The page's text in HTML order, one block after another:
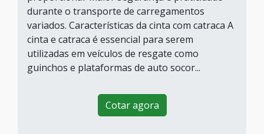
durante o transporte de carregamentos
variados. Características da cinta com catraca A
cinta e catraca é essencial para serem
utilizadas em veículos de resgate como
guinchos e plataformas de auto socor...
Cotar agora